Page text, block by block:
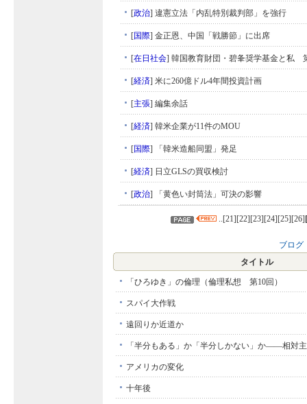
[政治] 違憲立法「内乱特別裁判部」を強行
[国際] 金正恩、中国「戦勝節」に出席
[在日社会] 韓国教育財団・碧夆奨学基金と私
[経済] 米に260億ドル4年間投資計画
[主張] 編集余話
[経済] 韓米企業が11件のMOU
[国際] 「韓米造船同盟」発足
[経済] 日立GLSの買収検討
[政治] 「黄色い封筒法」可決の影響
..[21][22][23][24][25][26] [
ブログ
タイトル
「ひろゆき」の倫理（倫理私想 第10回）
スパイ大作戦
遠回りか近道か
「半分もある」か「半分しかない」か――相対
アメリカの変化
十年後